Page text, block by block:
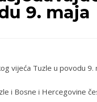
9. maja
vijeća Tuzle u povodu 9.
i Bosne i Hercegovine